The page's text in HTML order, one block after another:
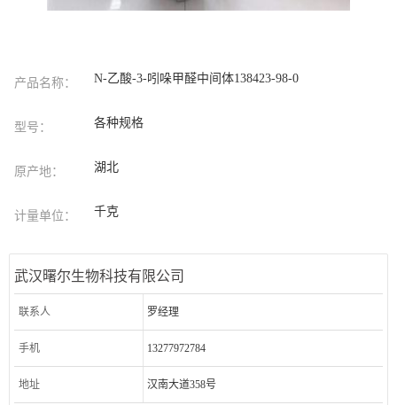
产品名称： N-乙酸-3-吲哚甲醛中间体138423-98-0
型号： 各种规格
原产地： 湖北
计量单位： 千克
武汉曙尔生物科技有限公司
联系人 罗经理
手机 13277972784
地址 汉南大道358号